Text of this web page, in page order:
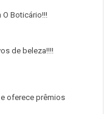
O Boticário!!!
de beleza!!!!
oferece prêmios